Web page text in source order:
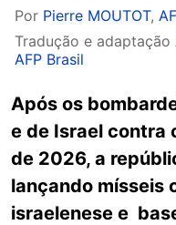
Por Pierre MOUTOT,
Tradução e adaptação
AFP Brasil
Após os
e de Israel contra
de 2026, a
lançando mísseis
israelenese e